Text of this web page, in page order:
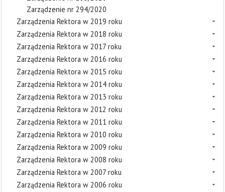
Zarządzenie nr 294/2020
Zarządzenia Rektora w 2019 roku
Zarządzenia Rektora w 2018 roku
Zarządzenia Rektora w 2017 roku
Zarządzenia Rektora w 2016 roku
Zarządzenia Rektora w 2015 roku
Zarządzenia Rektora w 2014 roku
Zarządzenia Rektora w 2013 roku
Zarządzenia Rektora w 2012 roku
Zarządzenia Rektora w 2011 roku
Zarządzenia Rektora w 2010 roku
Zarządzenia Rektora w 2009 roku
Zarządzenia Rektora w 2008 roku
Zarządzenia Rektora w 2007 roku
Zarządzenia Rektora w 2006 roku